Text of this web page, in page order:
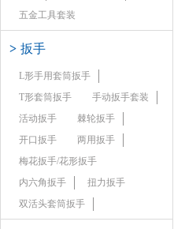
五金工具套装
> 扳手
L形手用套筒扳手
T形套筒扳手
手动扳手套装
活动扳手
棘轮扳手
开口扳手
两用扳手
梅花扳手/花形扳手
内六角扳手
扭力扳手
双活头套筒扳手